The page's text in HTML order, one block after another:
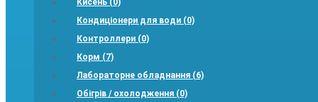
Кисень (0)
Кондиціонери для води (0)
Контроллери (0)
Корм (7)
Лабораторне обладнання (6)
Обігрів / охолодження (0)